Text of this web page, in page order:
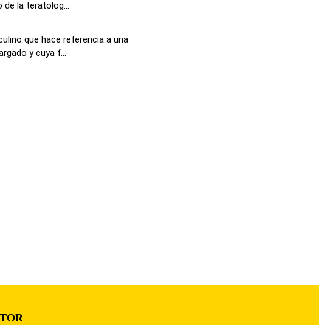
de la teratolog...
que hace referencia a una
y cuya f...